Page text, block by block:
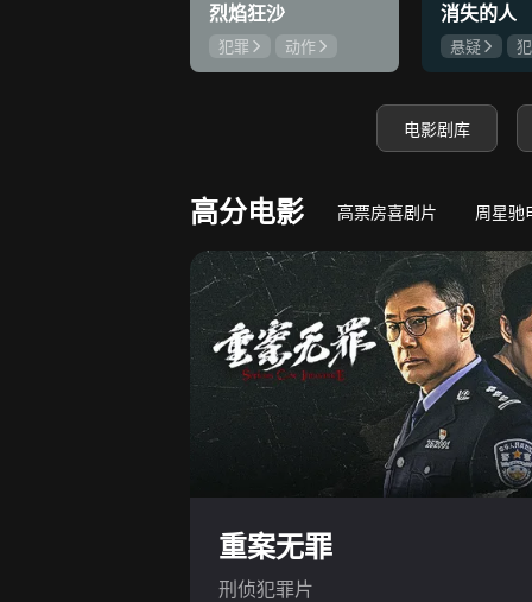
烈焰狂沙
犯罪
动作
刘俊孝
康磊
消失的人
悬疑
郑恺
电影剧库
高分电影 高票房喜剧片 周星驰
重案无罪
刑侦犯罪片